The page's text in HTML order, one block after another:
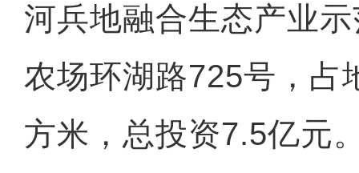
河兵地融合生态产业
农场环湖路725号，占
方米，总投资7.5亿元